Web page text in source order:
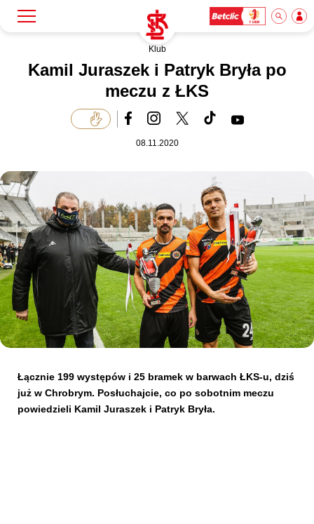
Klub
Akademia
Biznes
Dla mediów
Kibice
Klub
Kamil Juraszek i Patryk Bryła po
meczu z ŁKS
08.11.2020
Łącznie 199 występów i 25 bramek w barwach ŁKS-u, dziś
już w Chrobrym. Posłuchajcie, co po sobotnim meczu
powiedzieli Kamil Juraszek i Patryk Bryła.